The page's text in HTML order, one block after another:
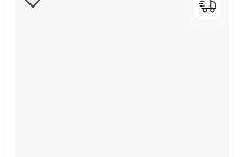
نسوقوا أحدث ما وصلنا